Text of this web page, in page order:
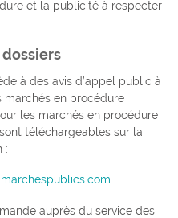
et la publicité à respecter
à des avis d’appel public à
marchés en procédure
les marchés en procédure
téléchargeables sur la
:
auprès du service des